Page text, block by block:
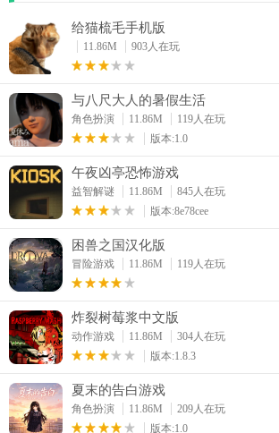
给猫梳毛手机版
11.86M
903人在玩
与八尺大人的暑假生活
角色扮演 11.86M
119人在玩
版本:1.0
午夜凶亭恐怖游戏
益智解谜 11.86M
845人在玩
版本:8e78cee
困兽之国汉化版
冒险游戏 11.86M
119人在玩
炸裂树莓浆中文版
动作游戏 11.86M
304人在玩
版本:1.8.3
夏末的告白游戏
角色扮演 11.86M
209人在玩
版本:1.0